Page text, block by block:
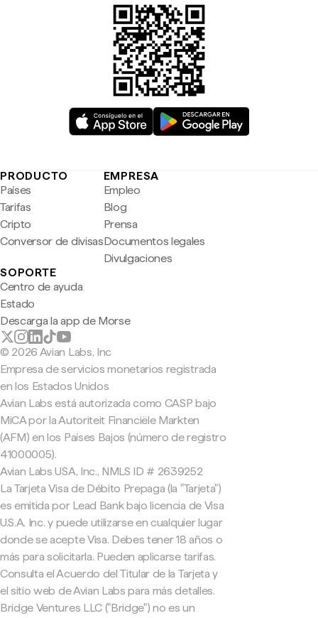
PRODUCTO
Países
Tarifas
Cripto
Conversor de divisas
EMPRESA
Empleo
Blog
Prensa
Documentos legales
Divulgaciones
SOPORTE
Centro de ayuda
Estado
Descarga la app de Morse
© 2026 Avian Labs, Inc
Empresa de servicios monetarios registrada
en los Estados Unidos
Avian Labs está autorizada como CASP bajo
MiCA por la Autoriteit Financiële Markten
(AFM) en los Países Bajos (número de registro
41000005).
Avian Labs USA, Inc., NMLS ID # 2639252
La Tarjeta Visa de Débito Prepaga (la "Tarjeta")
es emitida por Lead Bank bajo licencia de Visa
U.S.A. Inc. y puede utilizarse en cualquier lugar
donde se acepte Visa. Debes tener 18 años o
más para solicitarla. Pueden aplicarse tarifas.
Consulta el Acuerdo del Titular de la Tarjeta y
el sitio web de Avian Labs para más detalles.
Bridge Ventures LLC ("Bridge") no es un